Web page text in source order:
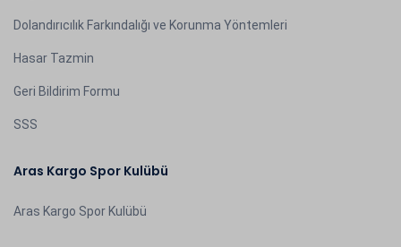
Dolandırıcılık Farkındalığı ve Korunma Yöntemleri
Hasar Tazmin
Geri Bildirim Formu
SSS
Aras Kargo Spor Kulübü
Aras Kargo Spor Kulübü